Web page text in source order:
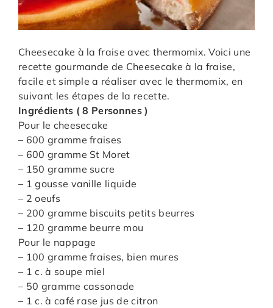
Cheesecake à la fraise avec thermomix. Voici une
recette gourmande de Cheesecake à la fraise,
facile et simple a réaliser avec le thermomix, en
suivant les étapes de la recette.
Ingrédients ( 8 Personnes )
Pour le cheesecake
– 600 gramme fraises
– 600 gramme St Moret
– 150 gramme sucre
– 1 gousse vanille liquide
– 2 oeufs
– 200 gramme biscuits petits beurres
– 120 gramme beurre mou
Pour le nappage
– 100 gramme fraises, bien mures
– 1 c. à soupe miel
– 50 gramme cassonade
– 1 c. à café rase jus de citron